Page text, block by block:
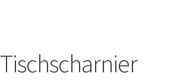
Tischscharnier